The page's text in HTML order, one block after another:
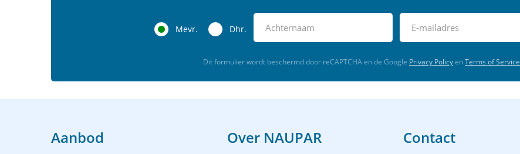
Mevr. Dhr.
Dit formulier wordt beschermd door reCAPTCHA en de Google Privacy PolicyenTerms of Service
Aanbod Over NAUPAR Contact